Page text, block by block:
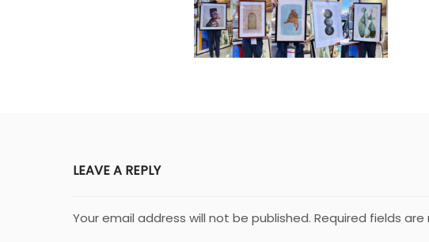
LEAVE A REPLY
Your email address will not be published. Required fields are